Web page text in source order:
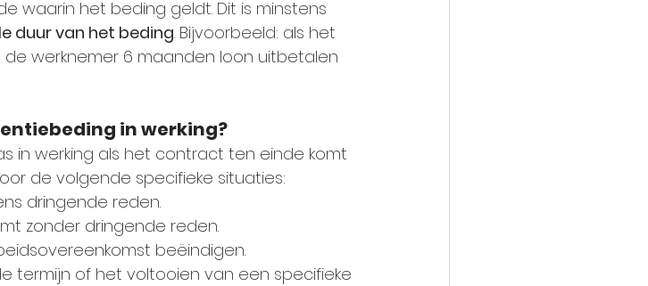
waarin het beding geldt. Dit is minstens
duur van het beding. Bijvoorbeeld: als het
werknemer 6 maanden loon uitbetalen
in werking?
in werking als het contract ten einde komt
de volgende specifieke situaties:
dringende reden.
zonder dringende reden.
beëindigen.
termijn of het voltooien van een specifieke